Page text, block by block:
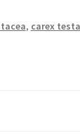
, carex